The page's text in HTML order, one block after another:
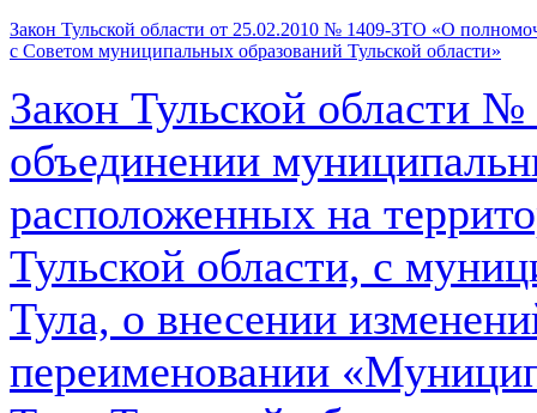
Закон Тульской области от 25.02.2010 № 1409-ЗТО «О
с Советом муниципальных образований Тульской области»
Закон Тульской области
объединении
расположенных на
Тульской области, с
Тула, о внесении
переименовании